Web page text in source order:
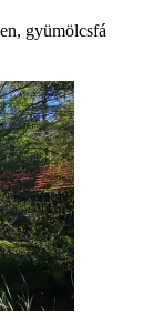
gyümölcsfá